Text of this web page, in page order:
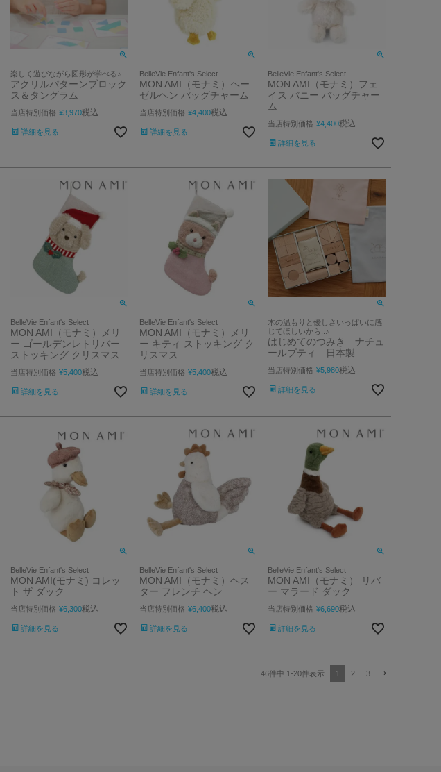
楽しく遊びながら図形が学べる♪
アクリルパターンブロック
ス＆タングラム
当店特別価格 ¥3,970税込
詳細を見る
BelleVie Enfant's Select
MON AMI（モナミ）ヘー
ゼルヘン バッグチャーム
当店特別価格 ¥4,400税込
詳細を見る
BelleVie Enfant's Select
MON AMI（モナミ）フェ
イス バニー バッグチャー
ム
当店特別価格 ¥4,400税込
詳細を見る
BelleVie Enfant's Select
MON AMI（モナミ）メリ
ー ゴールデンレトリバー
ストッキング クリスマス
当店特別価格 ¥5,400税込
詳細を見る
BelleVie Enfant's Select
MON AMI（モナミ）メリ
ー キティ ストッキング ク
リスマス
当店特別価格 ¥5,400税込
詳細を見る
木の温もりと優しさいっぱいに感
じてほしいから..♪
はじめてのつみき ナチュ
ールプティ 日本製
当店特別価格 ¥5,980税込
詳細を見る
BelleVie Enfant's Select
MON AMI(モナミ) コレッ
ト ザ ダック
当店特別価格 ¥6,300税込
詳細を見る
BelleVie Enfant's Select
MON AMI（モナミ）ヘス
ター フレンチ ヘン
当店特別価格 ¥6,400税込
詳細を見る
BelleVie Enfant's Select
MON AMI（モナミ） リバ
ー マラード ダック
当店特別価格 ¥6,690税込
詳細を見る
46件中 1 -20件表示 1 2 3